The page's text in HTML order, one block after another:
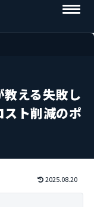
える失敗し
ト削減のポ
2025.08.20